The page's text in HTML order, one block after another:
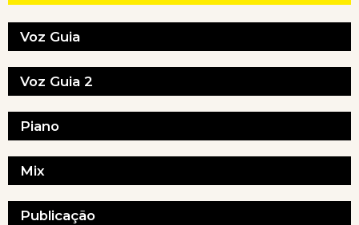
Voz Guia
Voz Guia 2
Piano
Mix
Publicação